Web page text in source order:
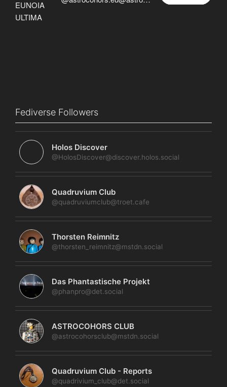
Fediverse Followers
Holos Discover
@HolosDiscover@discover.holos.social
Quadruvium Club
@quadruviumclub@troet.cafe
Thorsten Reimnitz
@thorsten_reimnitz@mstdn.social
Das Phantastische Projekt
@phanpro@det.social
ASTROCOHORS CLUB
@astrocohorsclub@mstdn.social
Quadruvium Club - Reports
@quadrivium_club@det.social